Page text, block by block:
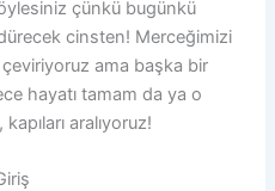
çünkü bugünkü
cinsten! Merceğimizi
ama başka bir
hayatı tamam da ya o
aralıyoruz!